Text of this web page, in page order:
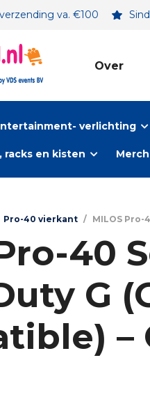
va. €100
Over
verlichting
racks en kisten
Pro-40 vierkant / MILOS Pro-
40
G
–